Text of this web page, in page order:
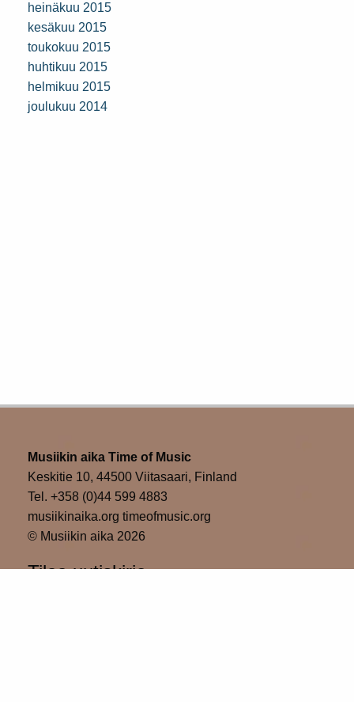
heinäkuu 2015
kesäkuu 2015
toukokuu 2015
huhtikuu 2015
helmikuu 2015
joulukuu 2014
Musiikin aika Time of Music
Keskitie 10, 44500 Viitasaari, Finland
Tel. +358 (0)44 599 4883
musiikinaika.org timeofmusic.org
© Musiikin aika 2026
Tilaa uutiskirje